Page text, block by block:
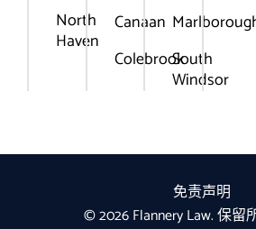
North
Haven
Canaan
ColebrookSouth
Windsor
免责声明
© 2026 Flannery Law. 保留